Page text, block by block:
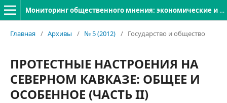
Мониторинг общественного мнения: экономические и социальные перемены
Главная / Архивы / № 5 (2012) / Государство и общество
ПРОТЕСТНЫЕ НАСТРОЕНИЯ НА
СЕВЕРНОМ КАВКАЗЕ: ОБЩЕЕ И
ОСОБЕННОЕ (ЧАСТЬ II)